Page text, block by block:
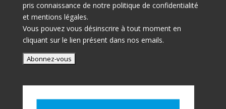
pris connaissance de notre politique de confidentialité
et mentions légales.
Vous pouvez vous désinscrire à tout moment en
cliquant sur le lien présent dans nos emails.